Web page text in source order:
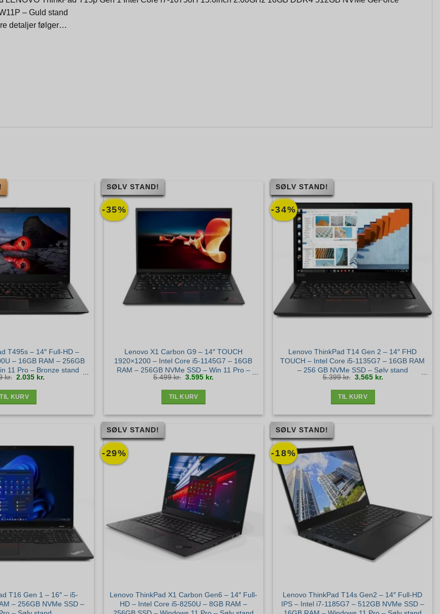
– Guld stand
detaljer følger…
T495s – 14″ Full-HD –
– 16GB RAM – 256GB
11 Pro – Bronze stand
kr. Den
oprindelige
pris
2.035 kr.aktuelle
pris
TIL KURV
-35%
SØLV STAND!
Lenovo X1 Carbon G9 – 14″ TOUCH
1920×1200 – Intel Core i5-1145G7 – 16GB
RAM – 256GB NVMe SSD – Win 11 Pro –
Sølv stand
5.499kr. Den
oprindelige
pris
3.595 kr.
TIL KURV
-34%
SØLV STAND!
Lenovo ThinkPad T14 Gen 2 – 14″ FHD
TOUCH – Intel Core i5-1135G7 – 16GB RAM
– 256 GB NVMe SSD – Sølv stand
5.399kr. Den
oprindelige
pris
3.565 kr.aktuelle
pris
TIL KURV
T16 Gen 1 – 16″ – i5-
– 256GB NVMe SSD –
-29%
SØLV STAND!
Lenovo ThinkPad X1 Carbon Gen6 – 14″ Full-
HD – Intel Core i5-8250U – 8GB RAM –
-18%
SØLV STAND!
Lenovo ThinkPad T14s Gen2 – 14″ Full-HD
IPS – Intel i7-1185G7 – 512GB NVMe SSD –